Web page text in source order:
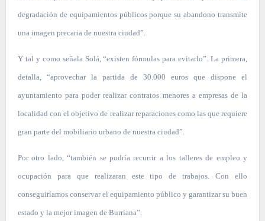
degradación de equipamientos públicos porque su abandono transmite
una imagen precaria de nuestra ciudad”.
Y tal y como señala Solá, “existen fórmulas para evitarlo”. La primera,
detalla, “aprovechar la partida de 30.000 euros que dispone el
ayuntamiento para poder realizar contratos menores a empresas de la
localidad con el objetivo de realizar reparaciones como las que requiere
gran parte del mobiliario urbano de nuestra ciudad”.
Por otro lado, “también se podría recurrir a los talleres de empleo y
ocupación para que realizaran este tipo de trabajos. Con ello
conseguiríamos conservar el equipamiento público y garantizar su buen
estado y la mejor imagen de Burriana”.